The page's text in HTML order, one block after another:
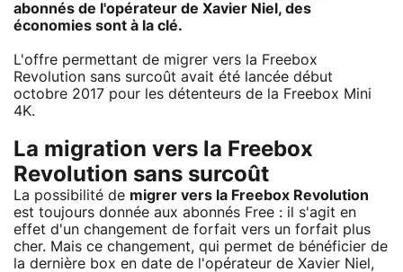
abonnés de l'opérateur de Xavier Niel, des
économies sont à la clé.
L'offre permettant de migrer vers la Freebox
Revolution sans surcoût avait été lancée début
octobre 2017 pour les détenteurs de la Freebox Mini
4K.
La migration vers la Freebox
Revolution sans surcoût
La possibilité de migrer vers la Freebox Revolution
est toujours donnée aux abonnés Free : il s'agit en
effet d'un changement de forfait vers un forfait plus
cher. Mais ce changement, qui permet de bénéficier de
la dernière box en date de l'opérateur de Xavier Niel,